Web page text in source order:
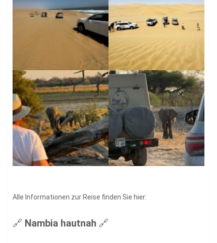
Alle Informationen zur Reise finden Sie hier:
🔗 Nambia hautnah 🔗